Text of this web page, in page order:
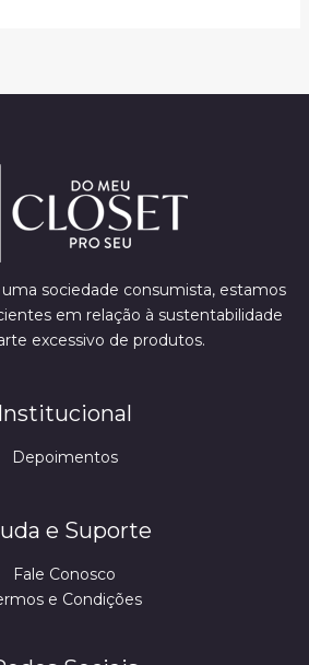
sociedade consumista, estamos
em relação à sustentabilidade
excessivo de produtos.
Institucional
Depoimentos
e Suporte
Fale Conosco
e Condições